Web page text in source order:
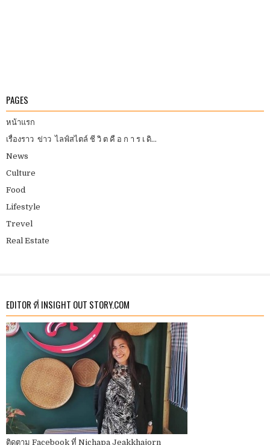
PAGES
หน้าแรก
เรื่องราว ข่าว ไลฟ์สไตล์ ชี วิ ต คื อ ก า ร เ ดิ...
News
Culture
Food
Lifestyle
Trevel
Real Estate
EDITOR ที่ INSIGHT OUT STORY.COM
ติดตาม Facebook ที่ Nichapa Jeakkhajorn